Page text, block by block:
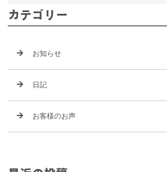
カテゴリー
お知らせ
日記
お客様のお声